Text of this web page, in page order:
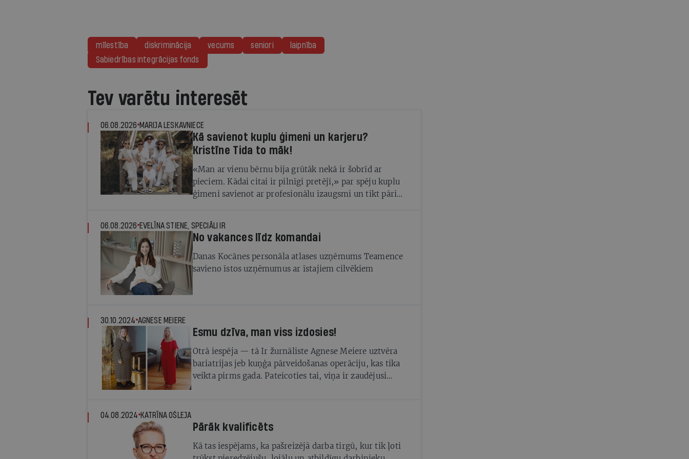
mīlestība diskriminācija vecums seniori
laipnība
Sabiedrības integrācijas fonds
Tev varētu interesēt
06.08.2026 MARIJA LESKAVNIECE
Kā savienot kuplu ģimeni un karjeru?
Kristīne Tida to māk!
«Man ar vienu bērnu bija grūtāk nekā ir šobrīd ar
pieciem. Kādai citai ir pilnīgi pretēji,» par spēju kuplu
ģimeni savienot ar profesionālu izaugsmi un tikt pāri
06.08.2026 EVELĪNA STIENE, SPECIĀLI IR
No vakances līdz komandai
Danas Kocānes personāla atlases uzņēmums Teamence
savieno īstos uzņēmumus ar īstajiem cilvēkiem
30.10.2024 AGNESE MEIERE
Esmu dzīva, man viss izdosies!
Otrā iespēja — tā Ir žurnāliste Agnese Meiere uztvēra
bariatrijas jeb kuņģa pārveidošanas operāciju, kas tika
veikta pirms gada. Pateicoties tai, viņa ir zaudējusi
04.08.2024 KATRĪNA OŠLEJA
Pārāk kvalificēts
Kā tas iespējams, ka pašreizējā darba tirgū, kur tik ļoti